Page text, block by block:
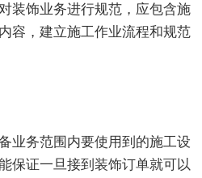
装饰业务进行规范，应包含施
容，建立施工作业流程和规范
业务范围内要使用到的施工设
保证一旦接到装饰订单就可以